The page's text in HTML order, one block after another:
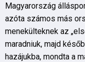
Magyarország
azóta számos más
menekülteknek az
maradniuk, majd
hazájukba, mondta a